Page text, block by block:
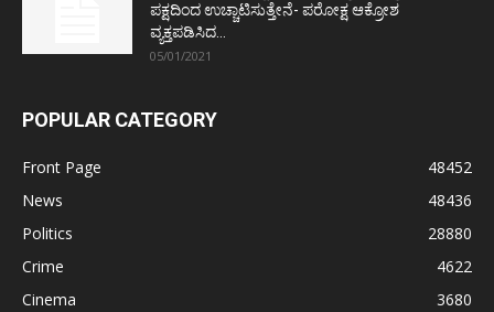
ಪಕ್ಷದಿಂದ ಉಚ್ಚಾಟಿಸುತ್ತೇನೆ- ಪರೋಕ್ಷ ಆಕ್ರೋಶ
ವ್ಯಕ್ತಪಡಿಸಿದ...
05/01/2021
POPULAR CATEGORY
Front Page
48452
News
48436
Politics
28880
Crime
4622
Cinema
3680